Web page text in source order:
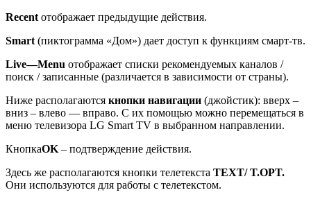
Recent отображает предыдущие действия.
Smart (пиктограмма «Дом») дает доступ к функциям смарт-тв.
Live—Menu отображает списки рекомендуемых каналов /
поиск / записанные (различается в зависимости от страны).
Ниже располагаются кнопки навигации (джойстик): вверх –
вниз – влево — вправо. С их помощью можно перемещаться в
меню телевизора LG Smart TV в выбранном направлении.
КнопкаOK – подтверждение действия.
Здесь же располагаются кнопки телетекста ТEXT/ T.OPT.
Они используются для работы с телетекстом.